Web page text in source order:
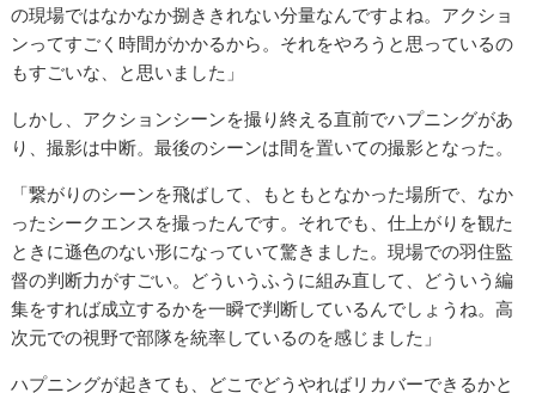
の現場ではなかなか捌ききれない分量なんですよね。アクショ
ンってすごく時間がかかるから。それをやろうと思っているの
もすごいな、と思いました」
しかし、アクションシーンを撮り終える直前でハプニングがあ
り、撮影は中断。最後のシーンは間を置いての撮影となった。
「繋がりのシーンを飛ばして、もともとなかった場所で、なか
ったシークエンスを撮ったんです。それでも、仕上がりを観た
ときに遜色のない形になっていて驚きました。現場での羽住監
督の判断力がすごい。どういうふうに組み直して、どういう編
集をすれば成立するかを一瞬で判断しているんでしょうね。高
次元での視野で部隊を統率しているのを感じました」
ハプニングが起きても、どこでどうやればリカバーできるかと